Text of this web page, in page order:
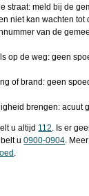
straat: meld bij de
niet kan wachten
van de
op de weg: geen
of brand: geen
brengen: acuut
u altijd 112. Is er
belt u0900-0904.
.